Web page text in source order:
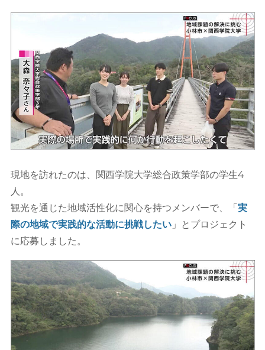
現地を訪れたのは、関西学院大学総合政策学部の学生4
人。
観光を通じた地域活性化に関心を持つメンバーで、「実
際の地域で実践的な活動に挑戦したい」とプロジェクト
に応募しました。